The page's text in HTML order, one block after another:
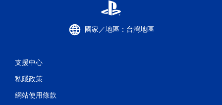
國家／地區：台灣地區
支援中心
私隱政策
網站使用條款